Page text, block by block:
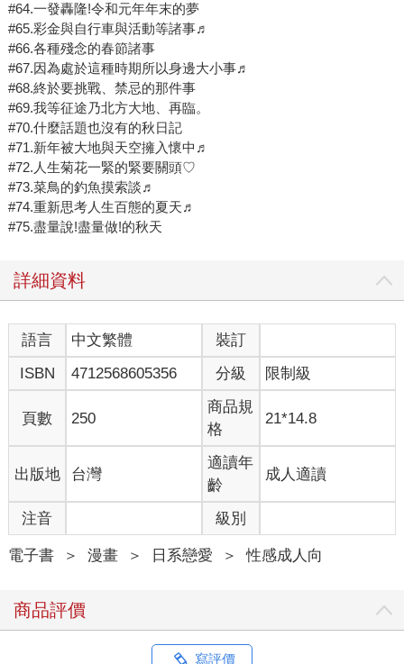
#64.一發轟隆!令和元年年末的夢
#65.彩金與自行車與活動等諸事♬
#66.各種殘念的春節諸事
#67.因為處於這種時期所以身邊大小事♬
#68.終於要挑戰、禁忌的那件事
#69.我等征途乃北方大地、再臨。
#70.什麼話題也沒有的秋日記
#71.新年被大地與天空擁入懷中♬
#72.人生菊花一緊的緊要關頭♡
#73.菜鳥的釣魚摸索談♬
#74.重新思考人生百態的夏天♬
#75.盡量說!盡量做!的秋天
詳細資料
語言 中文繁體
裝訂
ISBN
4712568605356 分級 限制級
頁數 250
商品規
格
21*14.8
出版地 台灣
適讀年
齡
成人適讀
注音 級別
電子書 ＞ 漫畫 ＞ 日系戀愛 ＞ 性感成人向
商品評價
寫評價